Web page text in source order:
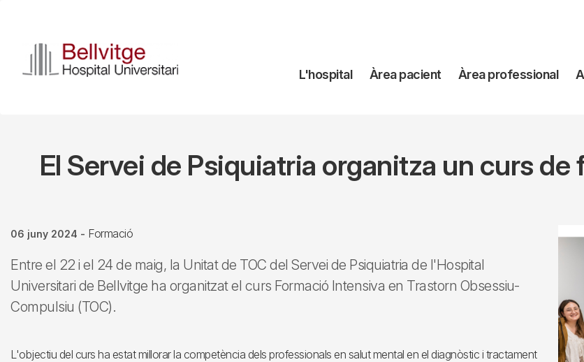
contingut
Navegación
L'hospital Àrea pacient Àrea professional
El Servei de Psiquiatria organitza un curs
06 juny 2024 - Formació
Entre el 22 i el 24 de maig, la Unitat de TOC del Servei de Psiquiatria de l'Hospital
Universitari de Bellvitge ha organitzat el curs Formació Intensiva en Trastorn Obsessiu-
Compulsiu (TOC).
L'objectiu del curs ha estat millorar la competència dels professionals en salut mental en el diagnòstic i tractament